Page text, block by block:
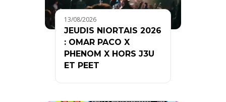
13/08/2026
JEUDIS NIORTAIS 2026
: OMAR PACO X
PHENOM X HORS J3U
ET PEET